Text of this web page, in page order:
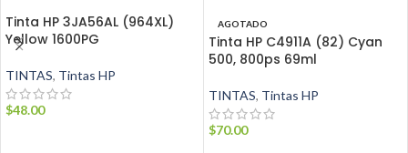
Tinta HP 3JA56AL (964XL)
Yellow 1600PG
TINTAS, Tintas HP
$48.00
AGOTADO
Tinta HP C4911A (82) Cyan
500, 800ps 69ml
TINTAS, Tintas HP
$70.00